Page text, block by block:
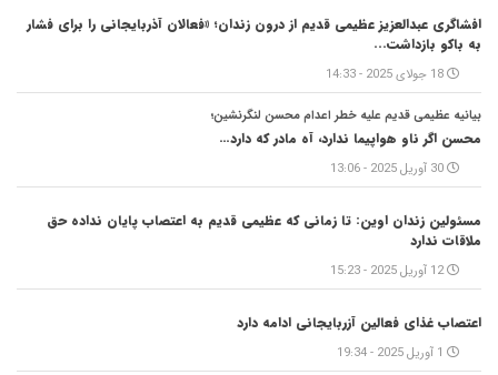
افشاگری عبدالعزیز عظیمی قدیم از درون زندان؛ «فعالان آذربایجانی را برای فشار
به باکو بازداشت...
18 جولای 2025 - 14:33
بیانیه عظیمی قدیم علیه خطر اعدام محسن لنگرنشین؛
محسن اگر ناو هواپیما ندارد، آه مادر که دارد…
30 آوریل 2025 - 13:06
مسئولین زندان اوین: تا زمانی که عظیمی قدیم به اعتصاب پایان نداده حق
ملاقات ندارد
12 آوریل 2025 - 15:23
اعتصاب غذای فعالین آزربایجانی ادامه دارد
1 آوریل 2025 - 19:34